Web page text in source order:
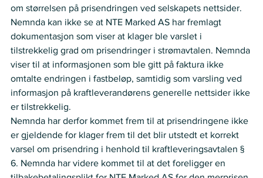
om størrelsen på prisendringen ved selskapets nettsider.
Nemnda kan ikke se at NTE Marked AS har fremlagt
dokumentasjon som viser at klager ble varslet i
tilstrekkelig grad om prisendringer i strømavtalen. Nemnda
viser til at informasjonen som ble gitt på faktura ikke
omtalte endringen i fastbeløp, samtidig som varsling ved
informasjon på kraftleverandørens generelle nettsider ikke
er tilstrekkelig.
Nemnda har derfor kommet frem til at prisendringene ikke
er gjeldende for klager frem til det blir utstedt et korrekt
varsel om prisendring i henhold til kraftleveringsavtalen §
6. Nemnda har videre kommet til at det foreligger en